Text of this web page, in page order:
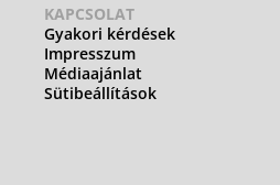
KAPCSOLAT
Gyakori kérdések
Impresszum
Médiaajánlat
Sütibeállítások